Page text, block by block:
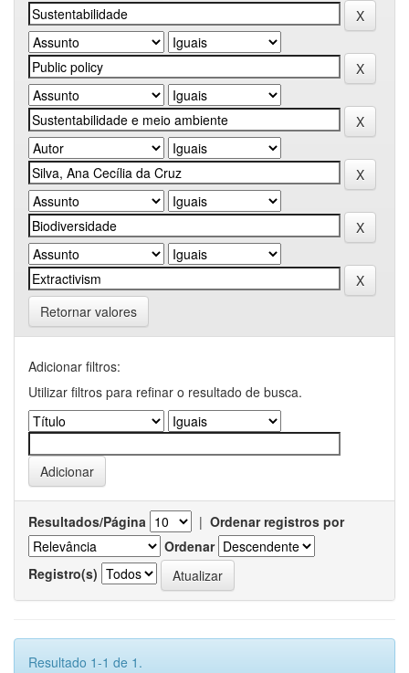
Retornar valores
Adicionar filtros:
Utilizar filtros para refinar o resultado de busca.
Resultados/Página | Ordenar registros por
Ordenar
Registro(s)
Resultado 1-1 de 1.